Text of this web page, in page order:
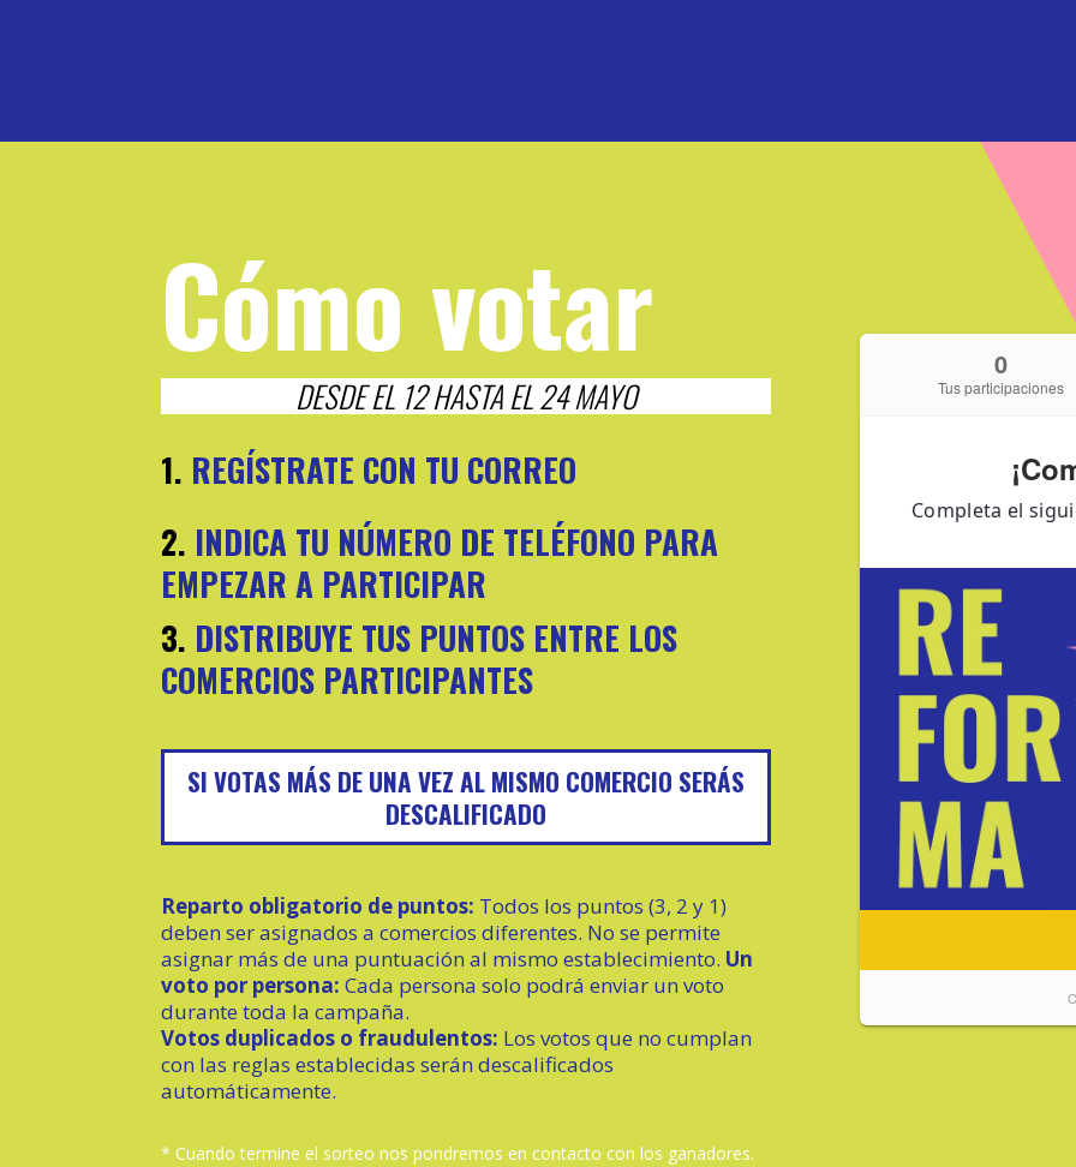
Cómo votar
DESDE EL 12 HASTA EL 24 MAYO
1. REGÍSTRATE CON TU CORREO
2. INDICA TU NÚMERO DE TELÉFONO PARA
EMPEZAR A PARTICIPAR
3. DISTRIBUYE TUS PUNTOS ENTRE LOS
COMERCIOS PARTICIPANTES
SI VOTAS MÁS DE UNA VEZ AL MISMO COMERCIO SERÁS
DESCALIFICADO
Reparto obligatorio de puntos: Todos los puntos (3, 2 y 1)
deben ser asignados a comercios diferentes. No se permite
asignar más de una puntuación al mismo establecimiento. Un
voto por persona: Cada persona solo podrá enviar un voto
durante toda la campaña.
Votos duplicados o fraudulentos: Los votos que no cumplan
con las reglas establecidas serán descalificados
automáticamente.
* Cuando termine el sorteo nos pondremos en contacto con los ganadores.